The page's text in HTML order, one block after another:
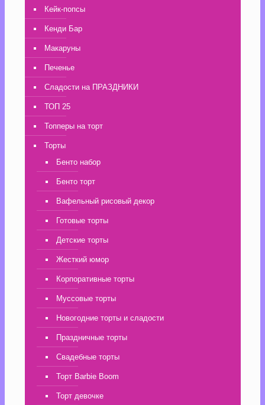
Кейк-попсы
Кенди Бар
Макаруны
Печенье
Сладости на ПРАЗДНИКИ
ТОП 25
Топперы на торт
Торты
Бенто набор
Бенто торт
Вафельный рисовый декор
Готовые торты
Детские торты
Жесткий юмор
Корпоративные торты
Муссовые торты
Новогодние торты и сладости
Праздничные торты
Свадебные торты
Торт Barbie Boom
Торт девочке